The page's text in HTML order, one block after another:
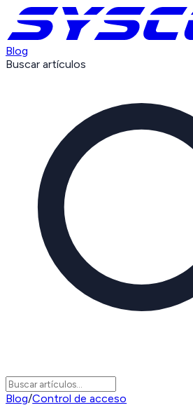
Blog
Buscar artículos
Blog/Control de acceso